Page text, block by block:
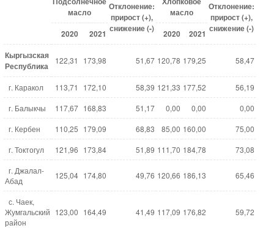
масло
Отклонение:
прирост (+),
снижение (-)
масло
Отклонение:
прирост (+),
снижение (-)
2020 2021 2020
2021
Кыргызская
Республика
122,31 173,98 51,67 120,78 179,25 58,47
г. Каракол 113,71 172,10 58,39 121,33 177,52
56,19
г. Балыкчы
117,67 168,83 51,17 0,00 0,00
0,00
г. Кербен
110,25 179,09 68,83 85,00 160,00
75,00
г. Токтогул
121,96 173,84 51,89 111,70 184,78
73,08
г. Джалал-
Абад
125,04 174,80 49,76 120,66 186,13 65,46
с. Чаек,
Жумгальский
район
123,00 164,49 41,49 117,09 176,82 59,72